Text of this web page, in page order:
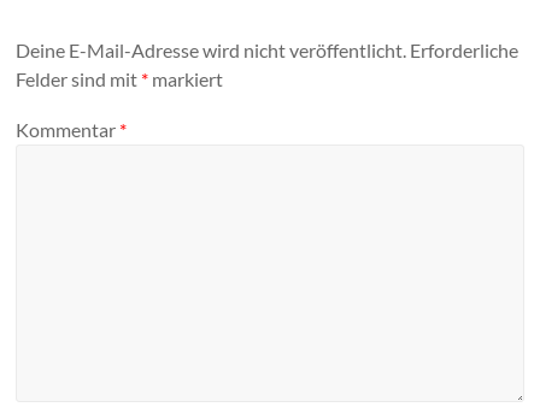
Deine E-Mail-Adresse wird nicht veröffentlicht. Erforderliche
Felder sind mit * markiert
Kommentar *